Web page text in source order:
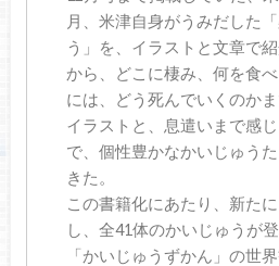
月、米津自身がうみだした
う」を、イラストと文章で
から、どこに棲み、何を食
には、どう死んでいくのか
イラストと、息遣いまで感
で、個性豊かなかいじゅう
きた。
この書籍化にあたり、新た
し、全41体のかいじゅうが
「かいじゅうずかん」の世